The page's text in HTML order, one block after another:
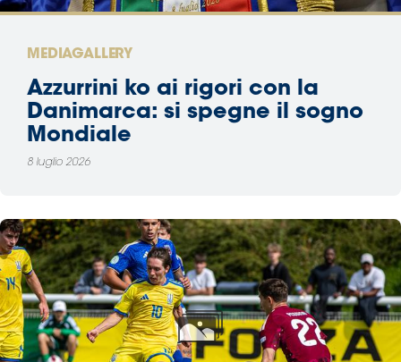
MEDIAGALLERY
Azzurrini ko ai rigori con la
Danimarca: si spegne il sogno
Mondiale
8 luglio 2026